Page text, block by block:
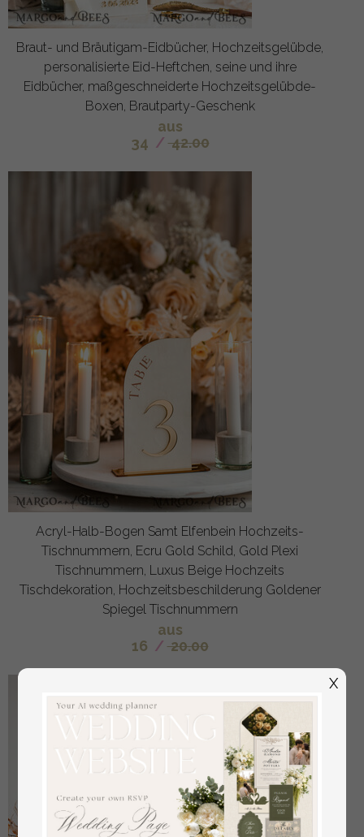
Braut- und Bräutigam-Eidbücher, Hochzeitsgelübde,
personalisierte Eid-Heftchen, seine und ihre
Eidbücher, maßgeschneiderte Hochzeitsgelübde-
Boxen, Brautparty-Geschenk
aus
34 / 42.00
Acryl-Halb-Bogen Samt Elfenbein Hochzeits-
Tischnummern, Ecru Gold Schild, Gold Plexi
Tischnummern, Luxus Beige Hochzeits
Tischdekoration, Hochzeitsbeschilderung Goldener
Spiegel Tischnummern
aus
16 / 20.00
X